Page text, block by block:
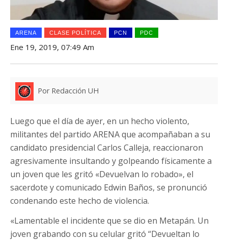
ARENA CLASE POLÍTICA PCN PDC
Ene 19, 2019, 07:49 Am
Por Redacción UH
Luego que el día de ayer, en un hecho violento,
militantes del partido ARENA que acompañaban a su
candidato presidencial Carlos Calleja, reaccionaron
agresivamente insultando y golpeando físicamente a
un joven que les gritó «Devuelvan lo robado», el
sacerdote y comunicado Edwin Baños, se pronunció
condenando este hecho de violencia.
«Lamentable el incidente que se dio en Metapán. Un
joven grabando con su celular gritó “Devueltan lo